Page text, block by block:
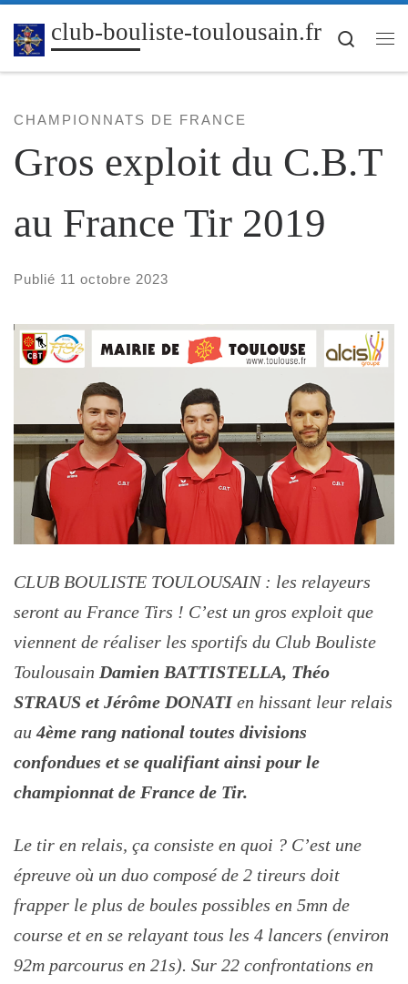
Passer au contenu
club-bouliste-toulousain.fr
Search
CHAMPIONNATS DE FRANCE
Gros exploit du C.B.T
au France Tir 2019
Publié 11 octobre 2023
CLUB BOULISTE TOULOUSAIN : les relayeurs
seront au France Tirs ! C’est un gros exploit que
viennent de réaliser les sportifs du Club Bouliste
Toulousain Damien BATTISTELLA, Théo
STRAUS et Jérôme DONATIen hissant leur relais
au4ème rang national toutes divisions
confondues et se qualifiant ainsi pour le
championnat de France de Tir.
Le tir en relais, ça consiste en quoi ? C’est une
épreuve où un duo composé de 2 tireurs doit
frapper le plus de boules possibles en 5mn de
course et en se relayant tous les 4 lancers (environ
92m parcourus en 21s). Sur 22 confrontations en